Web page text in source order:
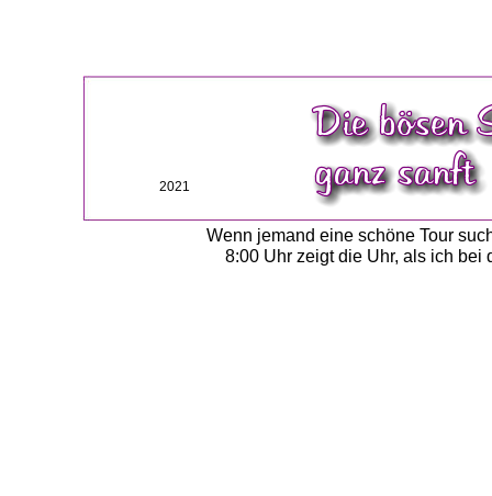
Wenn jemand eine schöne Tour
8:00 Uhr zeigt die Uhr, als ich bei
2021